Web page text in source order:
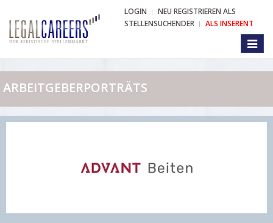
LOGIN
NEU REGISTRIEREN ALS
STELLENSUCHENDER
ALS INSERENT
ARBEITGEBERPORTRÄTS